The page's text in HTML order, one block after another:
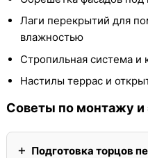
Лаги перекрытий для
влажностью
Стропильная система и
Настилы террас и
Советы по монтажу и
Подготовка торцов